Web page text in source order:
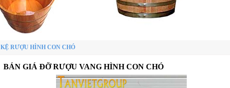
KỆ RƯỢU HÌNH CON CHÓ
BÁN GIÁ ĐỠ RƯỢU VANG HÌNH CON CHÓ